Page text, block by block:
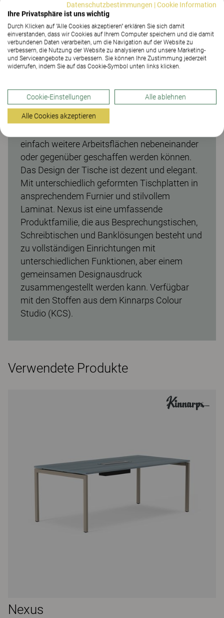
einen Bereich für Projekte und
Teambesprechungen. Dadurch ist die Nexus-
Serie auch ideal für ein aktivitätsbasiertes
Umfeld geeignet, in dem derselbe Tisch von
verschiedenen Personen in verschiedenen
Durch das einzigartige Flexrail-System der
Banklösung ist die Befestigung von Zubehör
ohne jegliches Werkzeug möglich. Die
einfach weitere Arbeitsflächen nebeneinander
oder gegenüber geschaffen werden können.
Das Design der Tische ist dezent und elegant.
Mit unterschiedlich geformten Tischplatten in
ansprechendem Furnier und stilvollem
Laminat. Nexus ist eine umfassende
Produktfamilie, die aus Besprechungstischen,
Schreibtischen und Banklösungen besteht und
zu vollständigen Einrichtungen mit
unterschiedlichen Funktionen, aber einem
gemeinsamen Designausdruck
zusammengestellt werden kann. Verfügbar
mit den Stoffen aus dem Kinnarps Colour
Studio (KCS).
Verwendete Produkte
Nexus
Datenschutzbestimmungen |Cookie Information
Ihre Privatsphäre ist uns wichtig
Durch Klicken auf "Alle Cookies akzeptieren" erklären Sie sich damit
einverstanden, dass wir Cookies auf Ihrem Computer speichern und die damit
verbundenen Daten verarbeiten, um die Navigation auf der Website zu
verbessern, die Nutzung der Website zu analysieren und unsere Marketing-
und Serviceangebote zu verbessern. Sie können Ihre Zustimmung jederzeit
widerrufen, indem Sie auf das Cookie-Symbol unten links klicken.
Cookie-Einstellungen Alle ablehnen
Alle Cookies akzeptieren